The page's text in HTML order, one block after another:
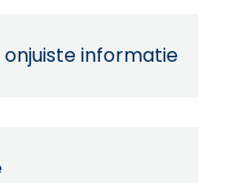
informatie